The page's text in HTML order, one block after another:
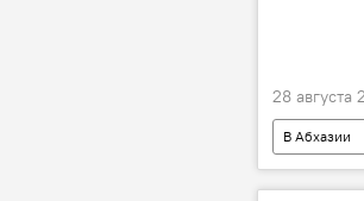
28 августа
В Абхазии